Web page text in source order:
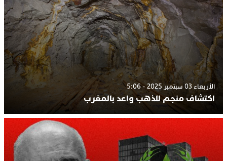
الأربعاء 03 سبتمبر 2025 - 5:06
اكتشاف منجم للذهب واعد بالمغرب